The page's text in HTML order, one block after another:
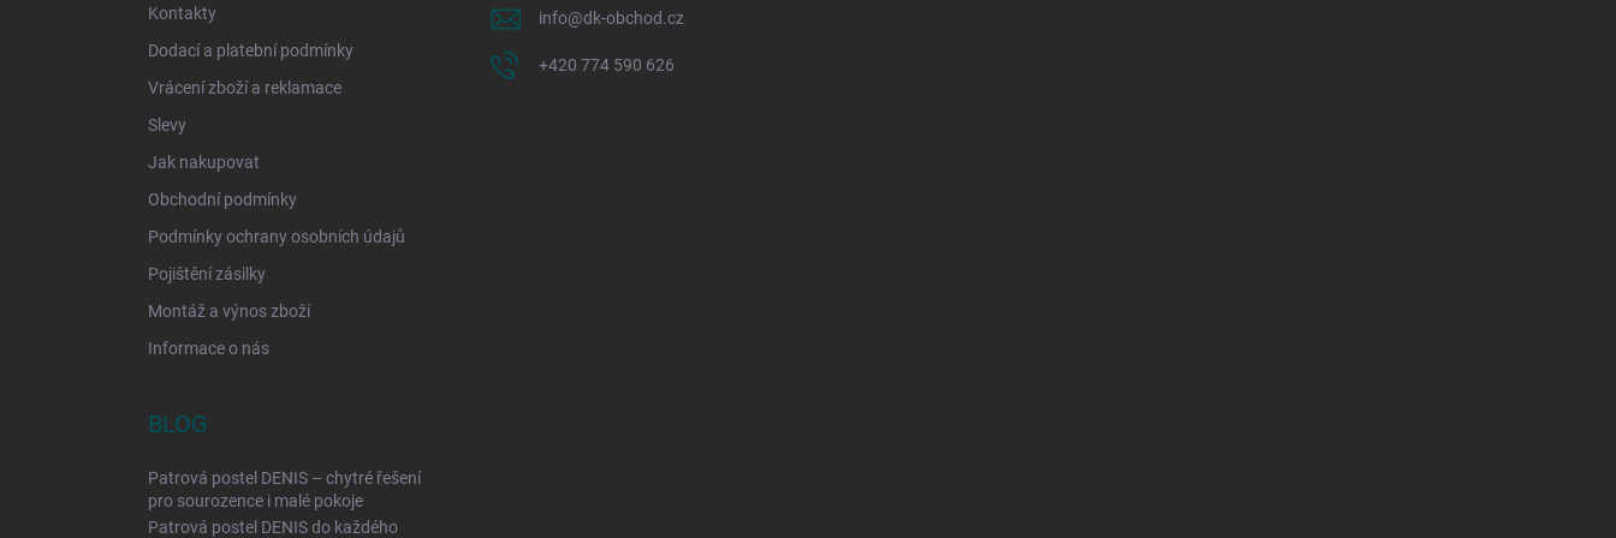
Kontakty
Dodací a platební podmínky
Vrácení zboží a reklamace
Slevy
Jak nakupovat
Obchodní podmínky
Podmínky ochrany osobních údajů
Pojištění zásilky
Montáž a výnos zboží
Informace o nás
info@dk-obchod.cz
+420 774 590 626
BLOG
Patrová postel DENIS – chytré řešení
pro sourozence i malé pokoje
Patrová postel DENIS do každého